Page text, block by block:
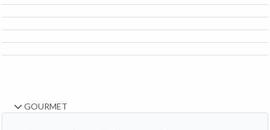
GOURMET